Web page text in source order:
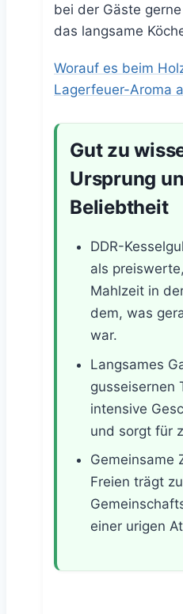
bei der Gäste
das langsame
Worauf es beim
Lagerfeuer-Aroma
Gut zu
Ursprung
Beliebtheit
DDR-
als
Mahlzeit in
dem, was
war.
Langsames
gusseisernen
intensive
und sorgt für
Gemeinsame
Freien trägt
einer urigen